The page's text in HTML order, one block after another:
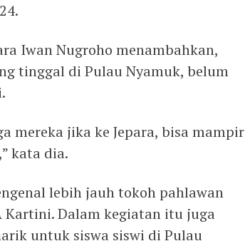
Iwan Nugroho menambahkan,
tinggal di Pulau Nyamuk, belum
mereka jika ke Jepara, bisa mampir
kata dia.
lebih jauh tokoh pahlawan
Kartini. Dalam kegiatan itu juga
untuk siswa siswi di Pulau